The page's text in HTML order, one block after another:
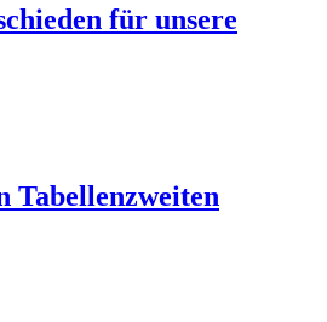
für unsere
Tabellenzweiten